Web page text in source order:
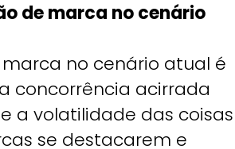
de marca no cenário
no cenário atual é
concorrência acirrada
a volatilidade das coisas
se destacarem e